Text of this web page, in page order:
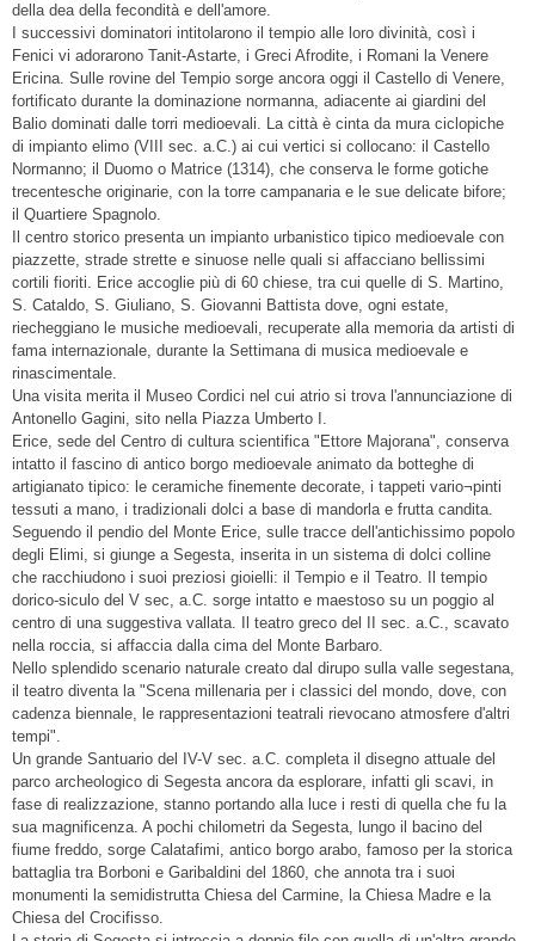
della dea della fecondità e dell'amore.
I successivi dominatori intitolarono il tempio alle loro divinità, così i
Fenici vi adorarono Tanit-Astarte, i Greci Afrodite, i Romani la Venere
Ericina. Sulle rovine del Tempio sorge ancora oggi il Castello di Venere,
fortificato durante la dominazione normanna, adiacente ai giardini del
Balio dominati dalle torri medioevali. La città è cinta da mura ciclopiche
di impianto elimo (VIII sec. a.C.) ai cui vertici si collocano: il Castello
Normanno; il Duomo o Matrice (1314), che conserva le forme gotiche
trecentesche originarie, con la torre campanaria e le sue delicate bifore;
il Quartiere Spagnolo.
Il centro storico presenta un impianto urbanistico tipico medioevale con
piazzette, strade strette e sinuose nelle quali si affacciano bellissimi
cortili fioriti. Erice accoglie più di 60 chiese, tra cui quelle di S. Martino,
S. Cataldo, S. Giuliano, S. Giovanni Battista dove, ogni estate,
riecheggiano le musiche medioevali, recuperate alla memoria da artisti di
fama internazionale, durante la Settimana di musica medioevale e
rinascimentale.
Una visita merita il Museo Cordici nel cui atrio si trova l'annunciazione di
Antonello Gagini, sito nella Piazza Umberto I.
Erice, sede del Centro di cultura scientifica "Ettore Majorana", conserva
intatto il fascino di antico borgo medioevale animato da botteghe di
artigianato tipico: le ceramiche finemente decorate, i tappeti vario¬pinti
tessuti a mano, i tradizionali dolci a base di mandorla e frutta candita.
Seguendo il pendio del Monte Erice, sulle tracce dell'antichissimo popolo
degli Elimi, si giunge a Segesta, inserita in un sistema di dolci colline
che racchiudono i suoi preziosi gioielli: il Tempio e il Teatro. Il tempio
dorico-siculo del V sec, a.C. sorge intatto e maestoso su un poggio al
centro di una suggestiva vallata. Il teatro greco del II sec. a.C., scavato
nella roccia, si affaccia dalla cima del Monte Barbaro.
Nello splendido scenario naturale creato dal dirupo sulla valle segestana,
il teatro diventa la "Scena millenaria per i classici del mondo, dove, con
cadenza biennale, le rappresentazioni teatrali rievocano atmosfere d'altri
tempi".
Un grande Santuario del IV-V sec. a.C. completa il disegno attuale del
parco archeologico di Segesta ancora da esplorare, infatti gli scavi, in
fase di realizzazione, stanno portando alla luce i resti di quella che fu la
sua magnificenza. A pochi chilometri da Segesta, lungo il bacino del
fiume freddo, sorge Calatafimi, antico borgo arabo, famoso per la storica
battaglia tra Borboni e Garibaldini del 1860, che annota tra i suoi
monumenti la semidistrutta Chiesa del Carmine, la Chiesa Madre e la
Chiesa del Crocifisso.